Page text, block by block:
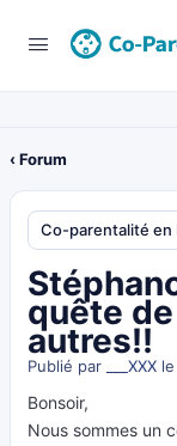
‹ Forum
Co-parentalité en
quête
autres!!
Publié par ___XXX
Bonsoir,
Nous sommes un